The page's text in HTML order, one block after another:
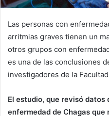
Las personas con
arritmias graves tienen un
otros grupos con
es una de las conclusiones
investigadores de la
El estudio, que revisó
enfermedad de Chagas